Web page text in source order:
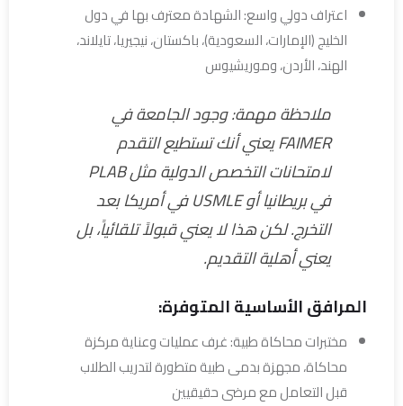
اعتراف دولي واسع: الشهادة معترف بها في دول
الخليج (الإمارات، السعودية)، باكستان، نيجيريا، تايلاند،
الهند، الأردن، وموريشيوس
ملاحظة مهمة: وجود الجامعة في
FAIMER يعني أنك تستطيع التقدم
لامتحانات التخصص الدولية مثل PLAB
في بريطانيا أو USMLE في أمريكا بعد
التخرج. لكن هذا لا يعني قبولاً تلقائياً، بل
يعني أهلية التقديم.
المرافق الأساسية المتوفرة:
مختبرات محاكاة طبية: غرف عمليات وعناية مركزة
محاكاة، مجهزة بدمى طبية متطورة لتدريب الطلاب
قبل التعامل مع مرضى حقيقيين